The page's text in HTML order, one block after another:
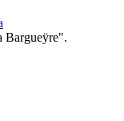
Bargueÿre".